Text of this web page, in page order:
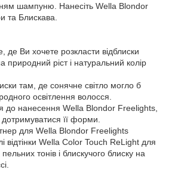
шампуню. Нанесіть Wella Blondor
та Блискава.
де Ви хочете розкласти відблиски
природний ріст і натуральний колір
там, де сонячне світло могло б
освітлення волосся.
до нанесення Wella Blondor Freelights,
її форми.
для Wella Blondor Freelights
відтінки Wella Color Touch ReLight для
тонів і блискучого блиску на